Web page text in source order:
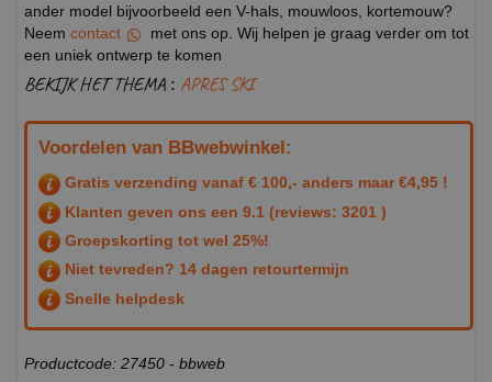
ander model bijvoorbeeld een V-hals, mouwloos, kortemouw?
Neem contact
met ons op. Wij helpen je graag verder om tot
een uniek ontwerp te komen
BEKIJK HET THEMA : APRES SKI
Voordelen van BBwebwinkel:
Gratis verzending vanaf € 100,- anders maar €4,95 !
Klanten geven ons een 9.1 (reviews: 3201 )
Groepskorting tot wel 25%!
Niet tevreden? 14 dagen retourtermijn
Snelle helpdesk
Productcode: 27450 - bbweb